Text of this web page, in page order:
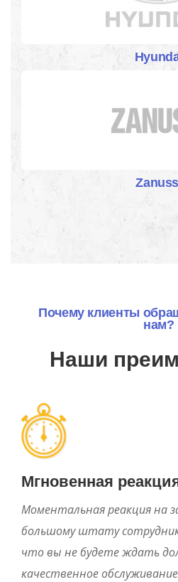
Почему клиенты
нам?
Наши
Мгновенная
Моментальная реакция на
большому штату
что вы не будете ждать
качественное